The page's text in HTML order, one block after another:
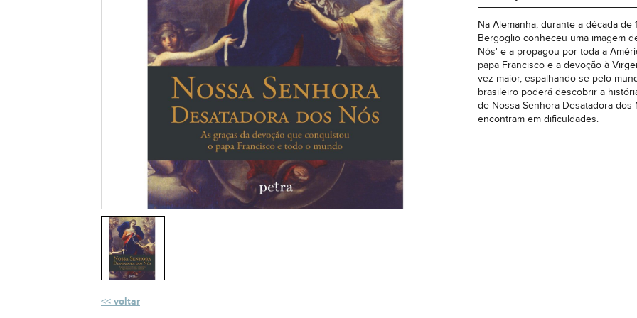
voltar
Na Alemanha, durante a década
Bergoglio conheceu uma imagem
Nós' e a propagou por toda a
papa Francisco e a devoção à
vez maior, espalhando-se pelo
brasileiro poderá descobrir a
de Nossa Senhora Desatadora
encontram em dificuldades.